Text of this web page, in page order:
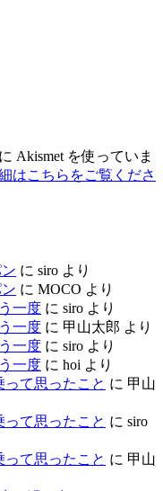
Akismet を使っていま
はこちらをご覧くださ
に siro より
に MOCO より
一度 に siro より
一度 に 甲山太郎 より
一度 に siro より
一度 に hoi より
て思ったこと に 甲山
て思ったこと に siro
て思ったこと に 甲山